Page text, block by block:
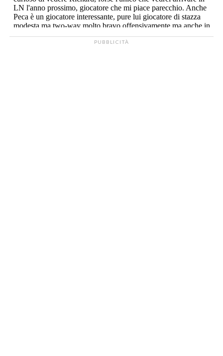
PUBBLICITÀ